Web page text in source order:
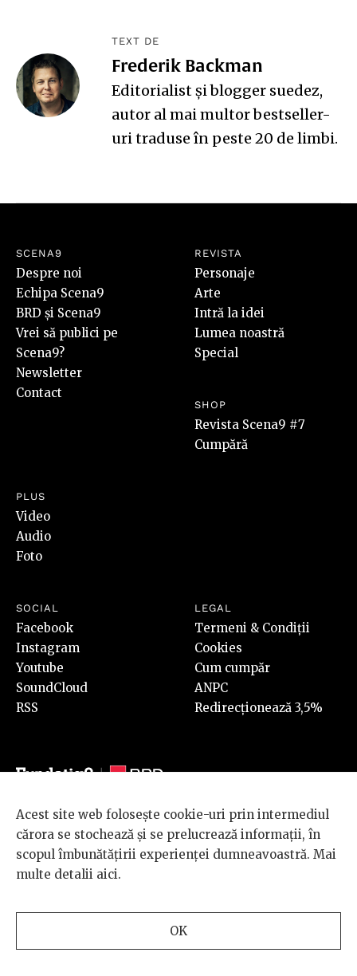
TEXT DE
Frederik Backman
Editorialist și blogger suedez,
autor al mai multor bestseller-
uri traduse în peste 20 de limbi.
SCENA9
Despre noi
Echipa Scena9
BRD și Scena9
Vrei să publici pe
Scena9?
Newsletter
Contact
REVISTA
Personaje
Arte
Intră la idei
Lumea noastră
Special
SHOP
Revista Scena9 #7
Cumpără
PLUS
Video
Audio
Foto
SOCIAL
Facebook
Instagram
Youtube
SoundCloud
RSS
LEGAL
Termeni & Condiții
Cookies
Cum cumpăr
ANPC
Redirecționează 3,5%
© 2026 BRD Groupe Société Générale, toate drepturile rezervate.
Scena 9 este un proiect sustinut de
BRD GROUPE SOCIÉTÉ
GÉNÉRALE
Acest site web folosește cookie-uri prin intermediul
cărora se stochează și se prelucrează informații, în
scopul îmbunătățirii experienței dumneavoastră. Mai
multe detalii aici.
OK